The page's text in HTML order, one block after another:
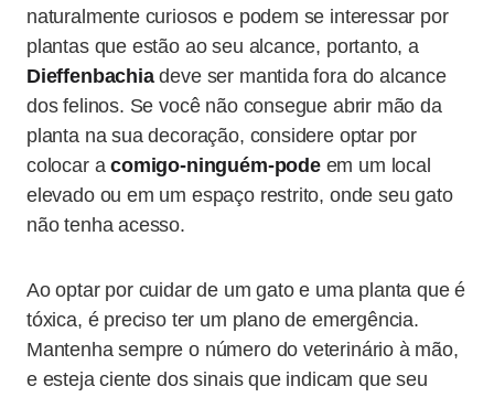
naturalmente curiosos e podem se interessar por
plantas que estão ao seu alcance, portanto, a
Dieffenbachiadeve ser mantida fora do alcance
dos felinos. Se você não consegue abrir mão da
planta na sua decoração, considere optar por
colocar acomigo-ninguém-podeem um local
elevado ou em um espaço restrito, onde seu gato
não tenha acesso.
Ao optar por cuidar de um gato e uma planta que é
tóxica, é preciso ter um plano de emergência.
Mantenha sempre o número do veterinário à mão,
e esteja ciente dos sinais que indicam que seu